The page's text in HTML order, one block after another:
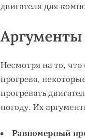
двигателя для
Аргументы
Несмотря на то,
прогрева,
прогревать
погоду. Их
Равномерный